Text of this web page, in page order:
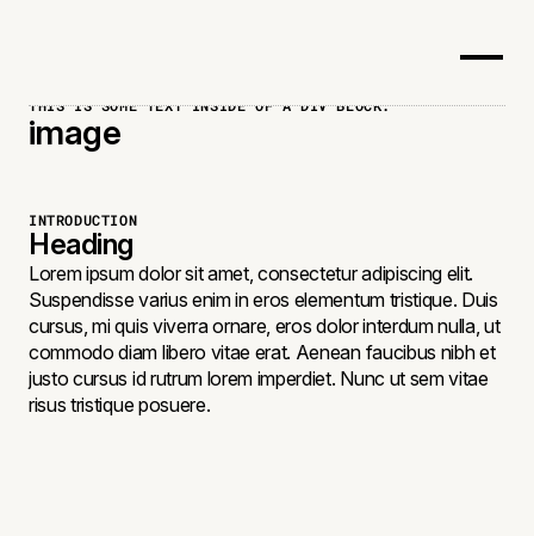
THIS IS SOME TEXT INSIDE OF A DIV BLOCK.
image
INTRODUCTION
Heading
Lorem ipsum dolor sit amet, consectetur adipiscing elit.
Suspendisse varius enim in eros elementum tristique. Duis
cursus, mi quis viverra ornare, eros dolor interdum nulla, ut
commodo diam libero vitae erat. Aenean faucibus nibh et
justo cursus id rutrum lorem imperdiet. Nunc ut sem vitae
risus tristique posuere.